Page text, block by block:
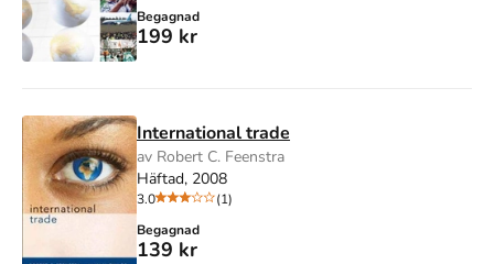
Begagnad
199 kr
International trade
av Robert C. Feenstra
Häftad, 2008
3.0
(1)
Begagnad
139 kr